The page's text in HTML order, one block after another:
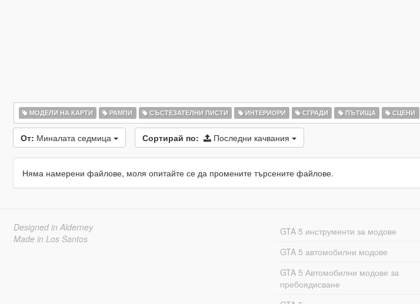
МОДЕЛИ НА КАРТИ РАМПИ СЪСТЕЗАТЕЛНИ ПИСТИ ИНТЕРИОРИ СГРАДИ ПЪТИЩА СЦЕНИ
От: Миналата седмица Сортирай по: Последни качвания
Няма намерени файлове, моля опитайте се да промените търсените файлове.
Designed in Alderney
Made in Los Santos
GTA 5 инструменти за модове
GTA 5 автомобилни модове
GTA 5 Автомобилни модове за
пребоядисване